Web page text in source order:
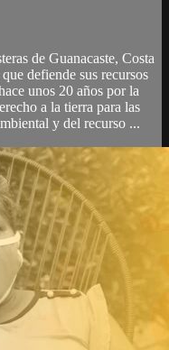
de Guanacaste, Costa
defiende sus recursos
unos 20 años por la
a la tierra para las
y del recurso ...